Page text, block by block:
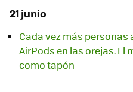
21 junio
Cada vez más
AirPods en las orejas. El
como tapón